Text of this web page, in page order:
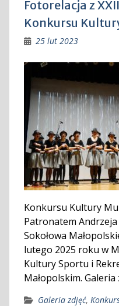
Fotorelacja z
Konkursu
25 lut 2023
Konkursu Kultury
Patronatem
Sokołowa
lutego 2025 roku w
Kultury Sportu i
Małopolskim. Galeria
Galeria zdjęć,